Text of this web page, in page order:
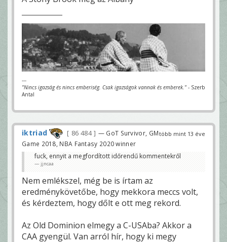
---
"Nincs igazság és nincs emberiség. Csak igazságok vannak és emberek." - Szerb
Antal
több mint 13 éve
iktriad 86 484
— GoT Survivor, GM
Game 2018, NBA Fantasy 2020 winner
fuck, ennyit a megfordított időrendű kommentekről
jjncaa
Nem emlékszel, még be is írtam az
eredménykövetőbe, hogy mekkora meccs volt,
és kérdeztem, hogy dőlt e ott meg rekord.
Az Old Dominion elmegy a C-USAba? Akkor a
CAA gyengül. Van arról hír, hogy ki megy